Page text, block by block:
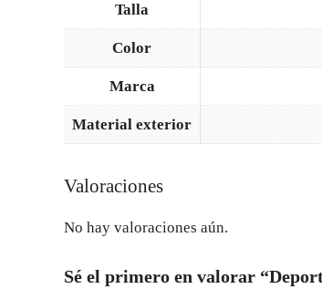
Talla
Color
Marca
Material exterior
Valoraciones
No hay valoraciones aún.
Sé el primero en valorar